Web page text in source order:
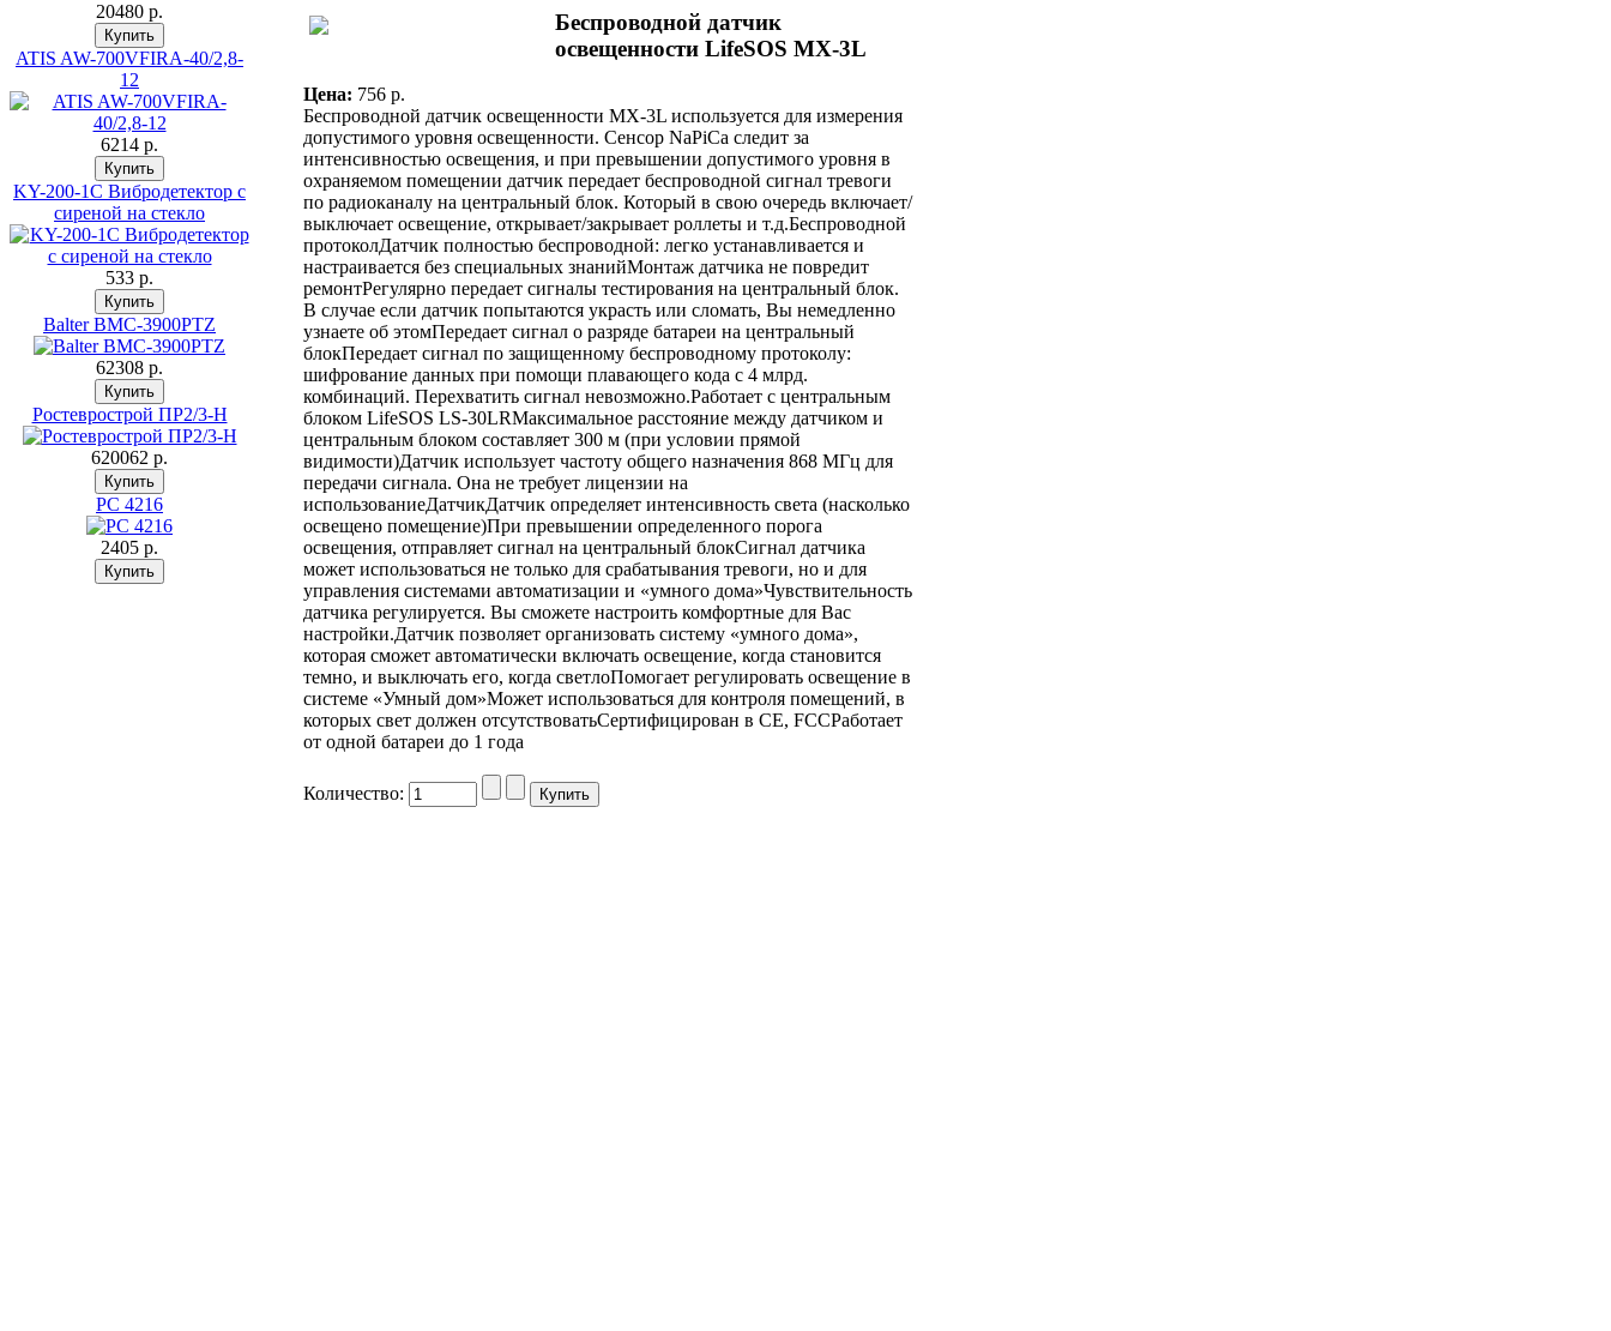
20480 p.
ATIS AW-700VFIRA-40/2,8-
12
6214 p.
KY-200-1C Вибродетектор с
сиреной на стекло
533 p.
Balter BMC-3900PTZ
62308 p.
Ростеврострой ПР2/3-Н
620062 p.
PC 4216
2405 p.
Беспроводной датчик
освещенности LifeSOS MX-3L
Цена: 756 p.
Беспроводной датчик освещенности MX-3L используется для измерения
допустимого уровня освещенности. Сенсор NaPiCa следит за
интенсивностью освещения, и при превышении допустимого уровня в
охраняемом помещении датчик передает беспроводной сигнал тревоги
по радиоканалу на центральный блок. Который в свою очередь включает/
выключает освещение, открывает/закрывает роллеты и т.д.Беспроводной
протоколДатчик полностью беспроводной: легко устанавливается и
настраивается без специальных знанийМонтаж датчика не повредит
ремонтРегулярно передает сигналы тестирования на центральный блок.
В случае если датчик попытаются украсть или сломать, Вы немедленно
узнаете об этомПередает сигнал о разряде батареи на центральный
блокПередает сигнал по защищенному беспроводному протоколу:
шифрование данных при помощи плавающего кода с 4 млрд.
комбинаций. Перехватить сигнал невозможно.Работает с центральным
блоком LifeSOS LS-30LRМаксимальное расстояние между датчиком и
центральным блоком составляет 300 м (при условии прямой
видимости)Датчик использует частоту общего назначения 868 МГц для
передачи сигнала. Она не требует лицензии на
использованиеДатчикДатчик определяет интенсивность света (насколько
освещено помещение)При превышении определенного порога
освещения, отправляет сигнал на центральный блокСигнал датчика
может использоваться не только для срабатывания тревоги, но и для
управления системами автоматизации и «умного дома»Чувствительность
датчика регулируется. Вы сможете настроить комфортные для Вас
настройки.Датчик позволяет организовать систему «умного дома»,
которая сможет автоматически включать освещение, когда становится
темно, и выключать его, когда светлоПомогает регулировать освещение в
системе «Умный дом»Может использоваться для контроля помещений, в
которых свет должен отсутствоватьСертифицирован в CE, FCCРаботает
от одной батареи до 1 года
Количество: